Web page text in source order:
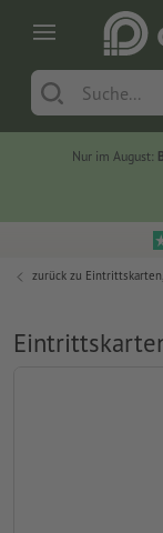
Nur im August:
zurück zu